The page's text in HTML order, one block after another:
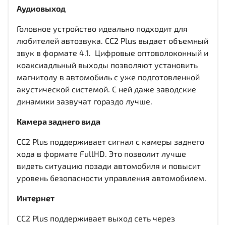
Аудиовыход
Головное устройство идеально подходит для
любителей автозвука. CC2 Plus выдает объемный
звук в формате 4.1. Цифровые оптоволоконный и
коаксиадльный выходы позволяют установить
магнитолу в автомобиль с уже подготовленной
акустической системой. С ней даже заводские
динамики зазвучат гораздо лучше.
Камера заднего вида
CC2 Plus поддерживает сигнал с камеры заднего
хода в формате FullHD. Это позволит лучше
видеть ситуацию позади автомобиля и повысит
уровень безопасности управления автомобилем.
Интернет
CC2 Plus поддерживает выход сеть через